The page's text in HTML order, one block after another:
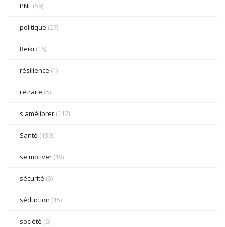
PNL (59)
politique (27)
Reiki (16)
résilience (1)
retraite (5)
s'améliorer (112)
Santé (139)
se motiver (19)
sécurité (3)
séduction (15)
société (6)